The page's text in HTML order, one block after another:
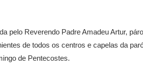
pelo Reverendo Padre Amadeu Artur,
de todos os centros e capelas da
de Pentecostes.